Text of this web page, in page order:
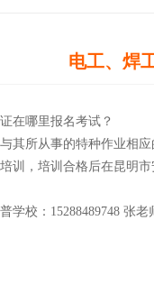
电工、焊
在哪里报名考试？
其所从事的特种作业相
训，培训合格后在昆明
学校：15288489748 张